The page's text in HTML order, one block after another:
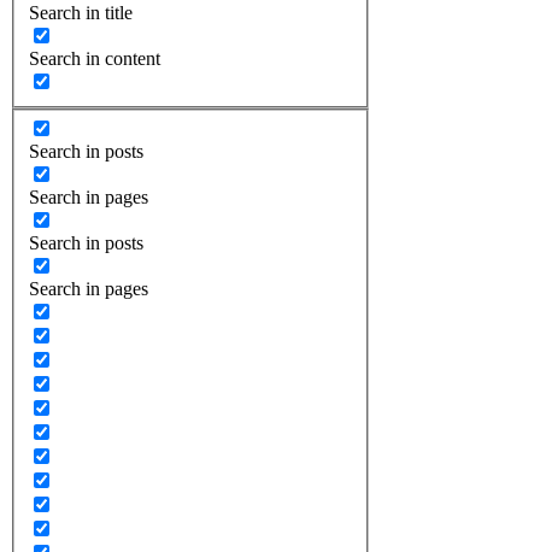
Search in title
Search in content
Search in posts
Search in pages
Search in posts
Search in pages